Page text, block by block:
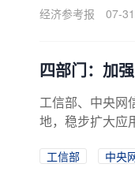
经济参考报
07-
四部门：加强
工信部、中央网
地，稳步扩大应
工信部 中央